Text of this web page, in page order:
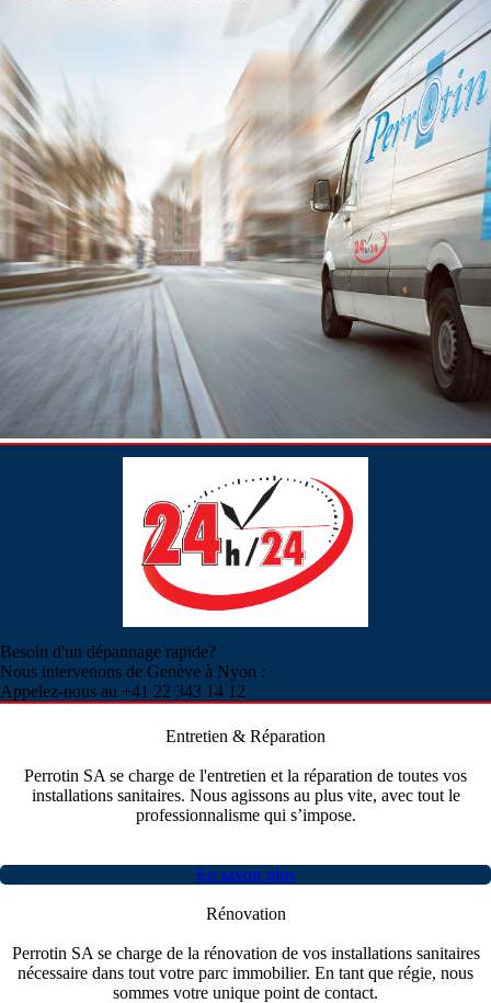
Perrotin SA entretient, répare et rénove
vos installations sanitaires
Contactez-nous
Besoin d'un dépannage rapide?
Nous intervenons de Genève à Nyon :
Appelez-nous au +41 22 343 14 12
Entretien & Réparation
Perrotin SA se charge de l'entretien et la réparation de toutes vos
installations sanitaires. Nous agissons au plus vite, avec tout le
professionnalisme qui s’impose.
En savoir plus
Rénovation
Perrotin SA se charge de la rénovation de vos installations sanitaires
nécessaire dans tout votre parc immobilier. En tant que régie, nous
sommes votre unique point de contact.